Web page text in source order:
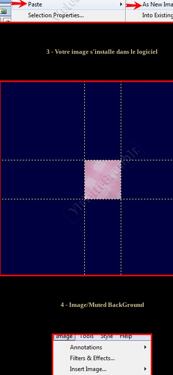
3 - Votre image s'installe dans le logiciel
4 - Image/Muted BackGround